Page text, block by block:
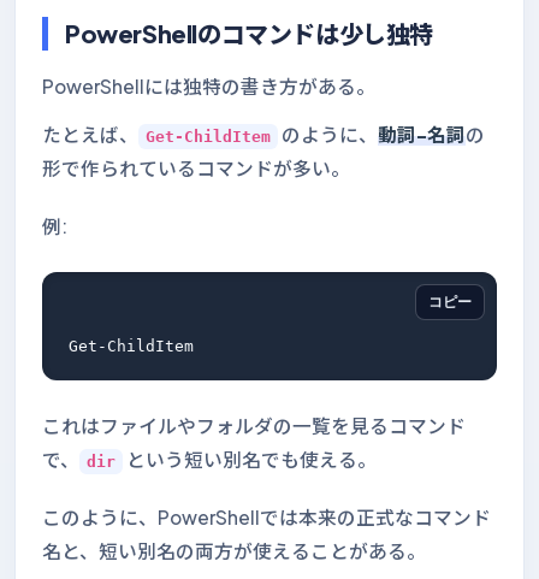
PowerShellのコマンドは少し独特
PowerShellには独特の書き方がある。
たとえば、 Get-ChildItem のように、 動詞-名詞の
形で作られているコマンドが多い。
例:
コピー
これはファイルやフォルダの一覧を見るコマンド
で、
dir という短い別名でも使える。
このように、PowerShellでは本来の正式なコマンド
名と、短い別名の両方が使えることがある。